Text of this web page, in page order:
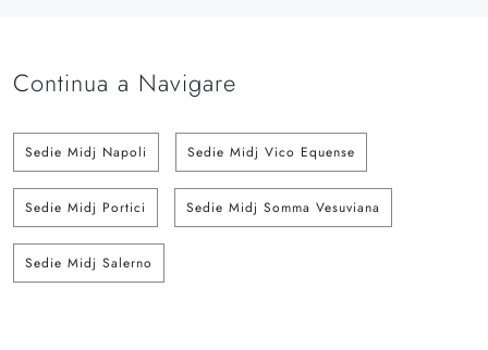
Continua a Navigare
Sedie Midj Napoli Sedie Midj Vico Equense
Sedie Midj Portici Sedie Midj Somma Vesuviana
Sedie Midj Salerno